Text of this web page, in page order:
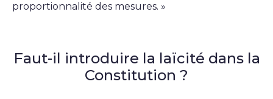
proportionnalité des mesures. »
Faut-il introduire la laïcité dans la
Constitution ?